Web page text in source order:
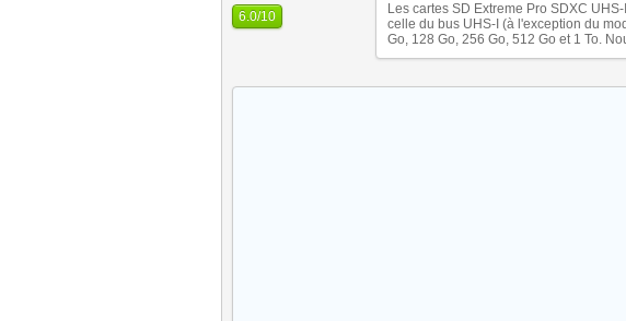
6.0/10
Les cartes SD Extreme Pro SDXC
celle du bus UHS-I (à l'exception du
Go, 128 Go, 256 Go, 512 Go et 1 To.